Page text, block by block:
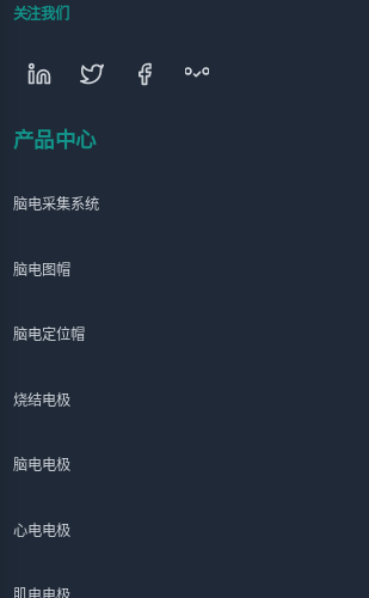
关注我们
产品中心
脑电采集系统
脑电图帽
脑电定位帽
烧结电极
脑电电极
心电电极
肌电电极